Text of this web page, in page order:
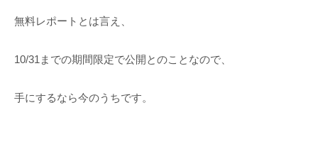
無料レポートとは言え、
10/31までの期間限定で公開とのことなので、
手にするなら今のうちです。